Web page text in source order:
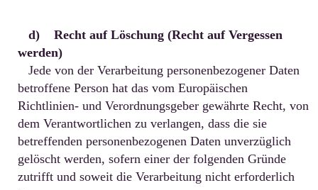
d) Recht auf Löschung (Recht auf Vergessen
werden)
Jede von der Verarbeitung personenbezogener Daten
betroffene Person hat das vom Europäischen
Richtlinien- und Verordnungsgeber gewährte Recht, von
dem Verantwortlichen zu verlangen, dass die sie
betreffenden personenbezogenen Daten unverzüglich
gelöscht werden, sofern einer der folgenden Gründe
zutrifft und soweit die Verarbeitung nicht erforderlich